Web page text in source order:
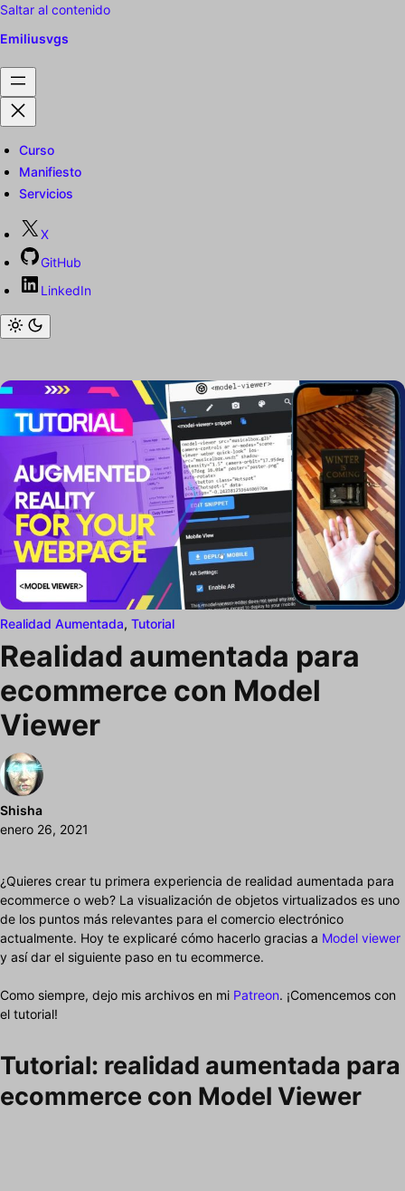
Saltar al contenido
Emiliusvgs
Curso
Manifiesto
Servicios
X
GitHub
LinkedIn
Realidad Aumentada, Tutorial
Realidad aumentada para
ecommerce con Model
Viewer
Shisha
enero 26, 2021
¿Quieres crear tu primera experiencia de realidad aumentada para
ecommerce o web? La visualización de objetos virtualizados es uno
de los puntos más relevantes para el comercio electrónico
actualmente. Hoy te explicaré cómo hacerlo gracias a Model viewer
y así dar el siguiente paso en tu ecommerce.
Como siempre, dejo mis archivos en mi Patreon. ¡Comencemos con
el tutorial!
Tutorial: realidad aumentada para
ecommerce con Model Viewer